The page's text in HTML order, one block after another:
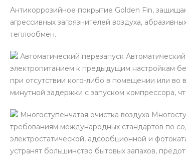
Антикоррозийное покрытие Golden Fin,
агрессивных загрязнителей воздуха,
теплообмен.
Автоматический перезапуск
электропитанием к предыдущим настройкам
при отсутствии кого-либо в помещении или во
минутной задержки с запуском компрессора,
Многоступенчатая очистка воздуха
требованиям международных стандартов по
электростатической, адсорбционной и
устранят большинство бытовых запахов,